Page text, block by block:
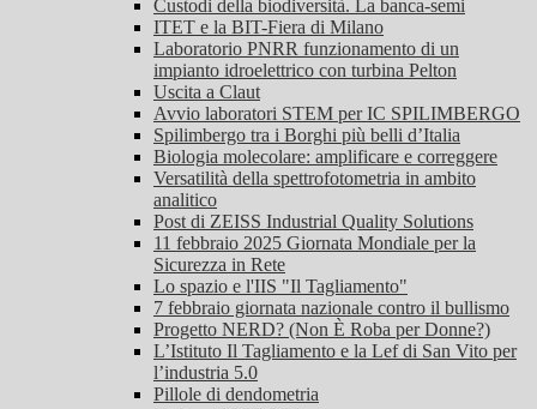
Custodi della biodiversità. La banca-semi
ITET e la BIT-Fiera di Milano
Laboratorio PNRR funzionamento di un
impianto idroelettrico con turbina Pelton
Uscita a Claut
Avvio laboratori STEM per IC SPILIMBERGO
Spilimbergo tra i Borghi più belli d’Italia
Biologia molecolare: amplificare e correggere
Versatilità della spettrofotometria in ambito
analitico
Post di ZEISS Industrial Quality Solutions
11 febbraio 2025 Giornata Mondiale per la
Sicurezza in Rete
Lo spazio e l'IIS "Il Tagliamento"
7 febbraio giornata nazionale contro il bullismo
Progetto NERD? (Non È Roba per Donne?)
L’Istituto Il Tagliamento e la Lef di San Vito per
l’industria 5.0
Pillole di dendometria